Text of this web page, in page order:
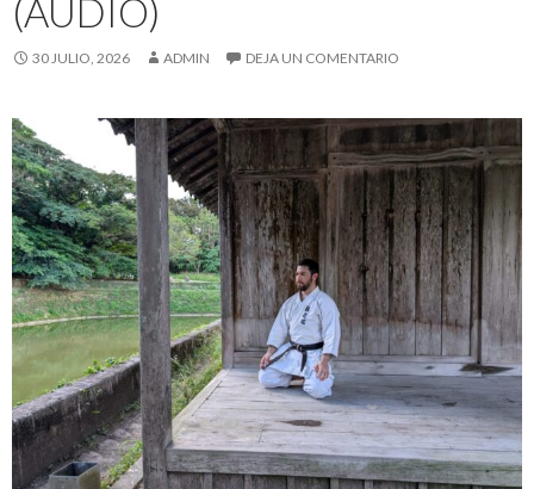
(AUDIO)
30 JULIO, 2026 ADMIN DEJA UN COMENTARIO